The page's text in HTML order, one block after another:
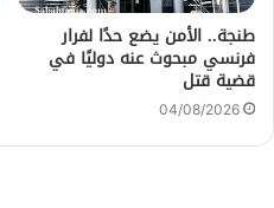
طنجة.. الأمن يضع حدًا لفرار
فرنسي مبحوث عنه دوليًا في
قضية قتل
04/08/2026